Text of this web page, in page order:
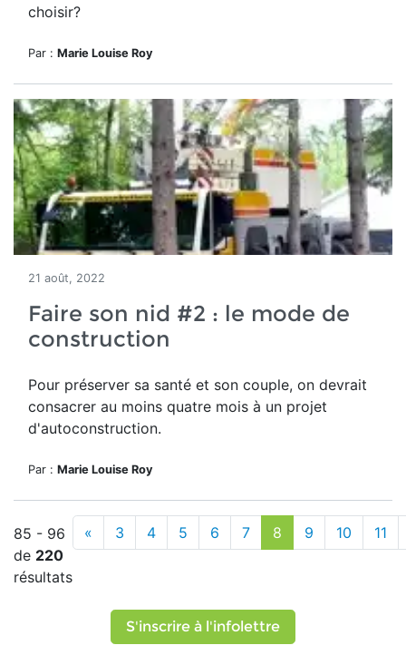
choisir?
Par : Marie Louise Roy
21 août, 2022
Faire son nid #2 : le mode de
construction
Pour préserver sa santé et son couple, on devrait
consacrer au moins quatre mois à un projet
d'autoconstruction.
Par : Marie Louise Roy
85 - 96
de 220
résultats
« 3 4 5 6 7 8 9 10 11
S'inscrire à l'infolettre